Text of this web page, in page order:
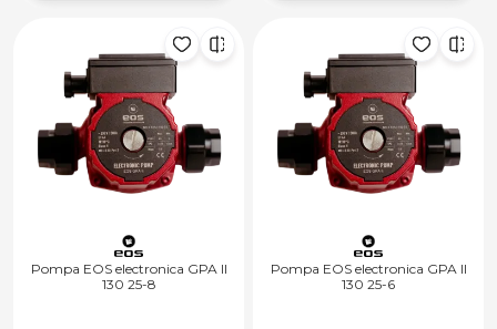
Pompa EOS electronica GPA II
130 25-8
Pompa EOS electronica GPA II
130 25-6